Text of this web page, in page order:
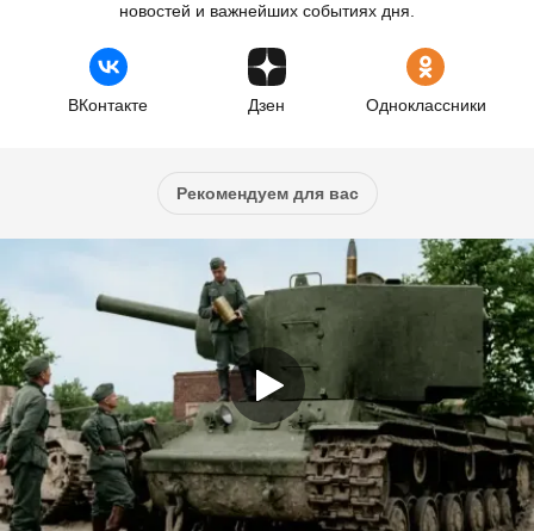
новостей и важнейших событиях дня.
ВКонтакте Дзен Одноклассники
Рекомендуем для вас